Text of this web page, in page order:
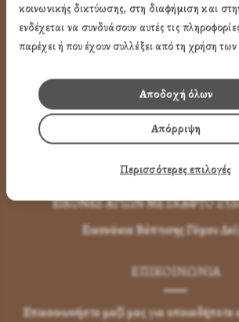
Εικόνες Χριστού
Εικόνες Παραστάσεων
Μπρελόκ Μέ Αγίους
Εικόνες με Φύλλα Χρυσού
Εικόνες Τοίχου με
Εικόνες Αγίων με Κορνίζα
ΕΙΚΟΝΕΣ ΑΓΙΩΝ ΜΕ ΣΚΑΦΤΟ
Εικονάκια Βάπτισης Γάμου
ΕΠΙΚΟΙΝΩΝΊΑ
Επικοινωνήστε μαζί μας για
κοινωνικής δικτύωσης, στη διαφήμιση και
ενδέχεται να συνδυάσουν αυτές τις
παρέχει ή που έχουν συλλέξει από τη χρήση
Απόρριψη
Αποδοχή όλων
Περισσότερες επιλογές